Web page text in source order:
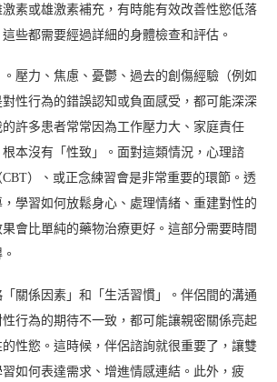
素或雄激素補充，有時能有效改善性慾低落
些都需要經過詳細的身體檢查和評估。
壓力、焦慮、憂鬱、過去的創傷經驗（例如
性行為的錯誤認知或負面感受，都可能深深
許多患者常常因為工作壓力大、家庭責任
本沒有「性致」。面對這類情況，心理諮
）、或正念練習會是非常重要的環節。透
學習如何放鬆身心、處理情緒、重建對性的
會比單純的藥物治療更好。這部分需要時間
關係因素」和「生活習慣」。伴侶間的溝通
行為的期待不一致，都可能讓親密關係亮起
性慾。這時候，伴侶諮詢就很重要了，讓雙
如何表達需求、增進情感連結。此外，疲